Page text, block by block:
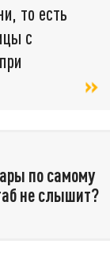
то есть
с
по самому
не слышит?